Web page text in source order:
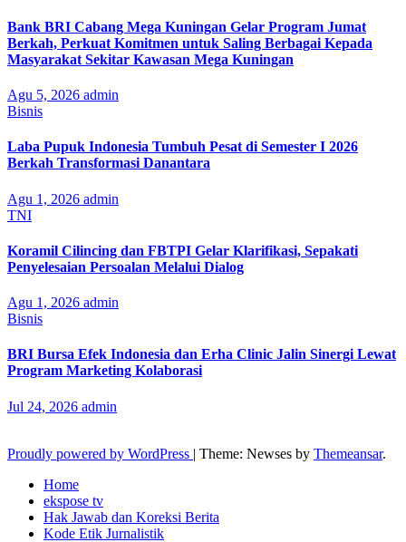
Bank BRI Cabang Mega Kuningan Gelar Program Jumat
Berkah, Perkuat Komitmen untuk Saling Berbagai Kepada
Masyarakat Sekitar Kawasan Mega Kuningan
Agu 5, 2026 admin
Bisnis
Laba Pupuk Indonesia Tumbuh Pesat di Semester I 2026
Berkah Transformasi Danantara
Agu 1, 2026 admin
TNI
Koramil Cilincing dan FBTPI Gelar Klarifikasi, Sepakati
Penyelesaian Persoalan Melalui Dialog
Agu 1, 2026 admin
Bisnis
BRI Bursa Efek Indonesia dan Erha Clinic Jalin Sinergi Lewat
Program Marketing Kolaborasi
Jul 24, 2026 admin
Proudly powered by WordPress | Theme: Newses by Themeansar.
Home
ekspose tv
Hak Jawab dan Koreksi Berita
Kode Etik Jurnalistik